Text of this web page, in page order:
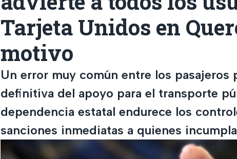
Tarjeta Unidos en
motivo
Un error muy común entre los pasajeros
definitiva del apoyo para el transporte
dependencia estatal endurece los
sanciones inmediatas a quienes